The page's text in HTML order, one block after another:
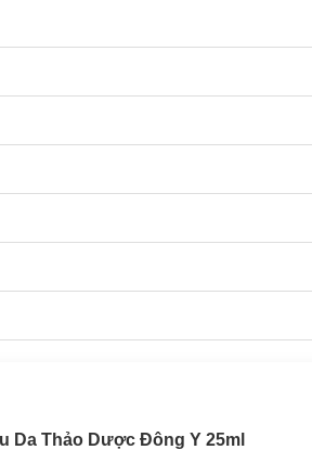
Dược Đông Y
Niacinamide
Xuất Cây Phỉ
Rạng Rỡ Từ Sen Tuyết
Từ Linh Chi
Từ Trà Xanh & BHA
Da Thảo Dược Đông Y 25ml